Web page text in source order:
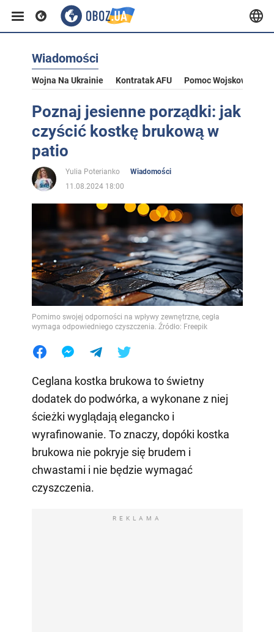
Wiadomości
Wojna Na Ukrainie Kontratak AFU Pomoc Wojskowa Dla
Poznaj jesienne porządki: jak
czyścić kostkę brukową w
patio
Yulia Poterianko
Wiadomości
11.08.2024 18:00
Pomimo swojej odporności na wpływy zewnętrzne, cegła
wymaga odpowiedniego czyszczenia. Źródło: Freepik
Ceglana kostka brukowa to świetny
dodatek do podwórka, a wykonane z niej
ścieżki wyglądają elegancko i
wyrafinowanie. To znaczy, dopóki kostka
brukowa nie pokryje się brudem i
chwastami i nie będzie wymagać
czyszczenia.
REKLAMA